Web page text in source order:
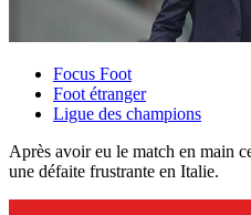
Focus Foot
Foot étranger
Ligue des champions
Après avoir eu le match en main
une défaite frustrante en Italie.